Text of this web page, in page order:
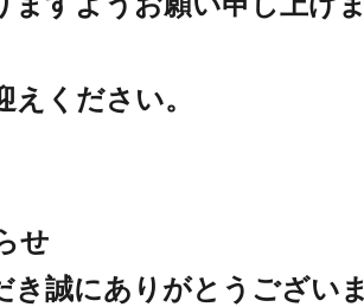
ください。
せ
き誠にありがとうございま